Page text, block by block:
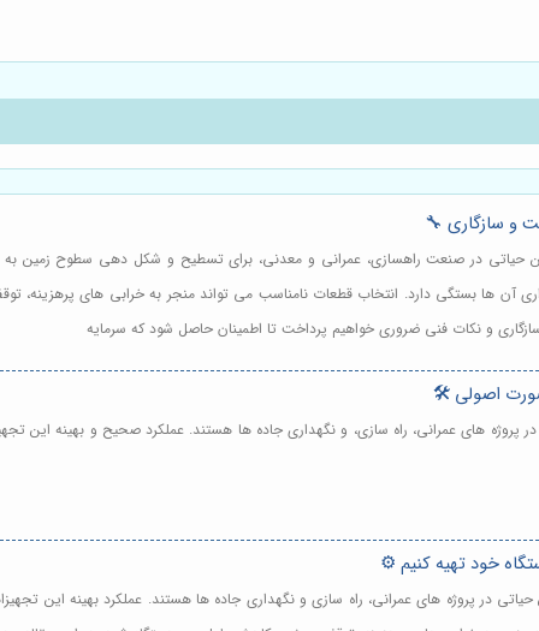
و سازگاری 🔧
حیاتی در صنعت راهسازی، عمرانی و معدنی، برای تسطیح و شکل دهی سطوح زمین
آن ها بستگی دارد. انتخاب قطعات نامناسب می تواند منجر به خرابی های
و نکات فنی ضروری خواهیم پرداخت تا اطمینان حاصل شود که سرمایه
اصولی 🛠️
پروژه های عمرانی، راه سازی، و نگهداری جاده ها هستند. عملکرد صحیح و بهینه
خود تهیه کنیم ⚙️
در پروژه های عمرانی، راه سازی و نگهداری جاده ها هستند. عملکرد بهینه این